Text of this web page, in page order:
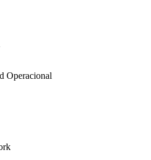
Operacional